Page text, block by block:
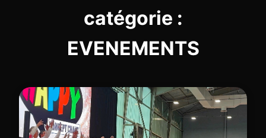
catégorie :
EVENEMENTS